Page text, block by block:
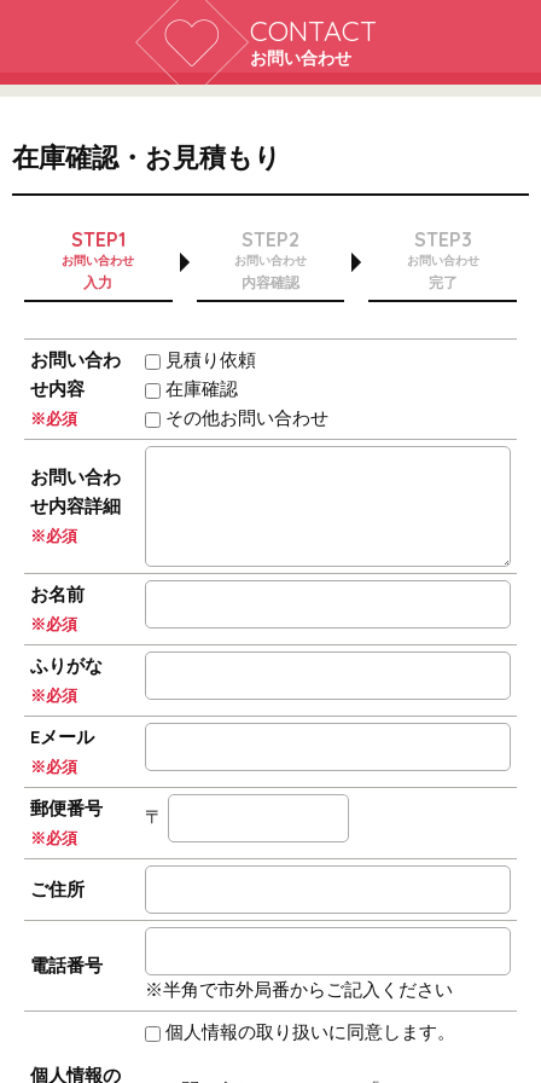
CONTACT
お問い合わせ
在庫確認・お見積もり
STEP1
お問い合わせ
入力
STEP2
お問い合わせ
内容確認
STEP3
お問い合わせ
完了
お問い合わ
せ内容
※必須
見積り依頼
在庫確認
その他お問い合わせ
お問い合わ
せ内容詳細
※必須
お名前
※必須
ふりがな
※必須
Eメール
※必須
郵便番号
※必須
〒
ご住所
電話番号
※半角で市外局番からご記入ください
個人情報の
個人情報の取り扱いに同意します。